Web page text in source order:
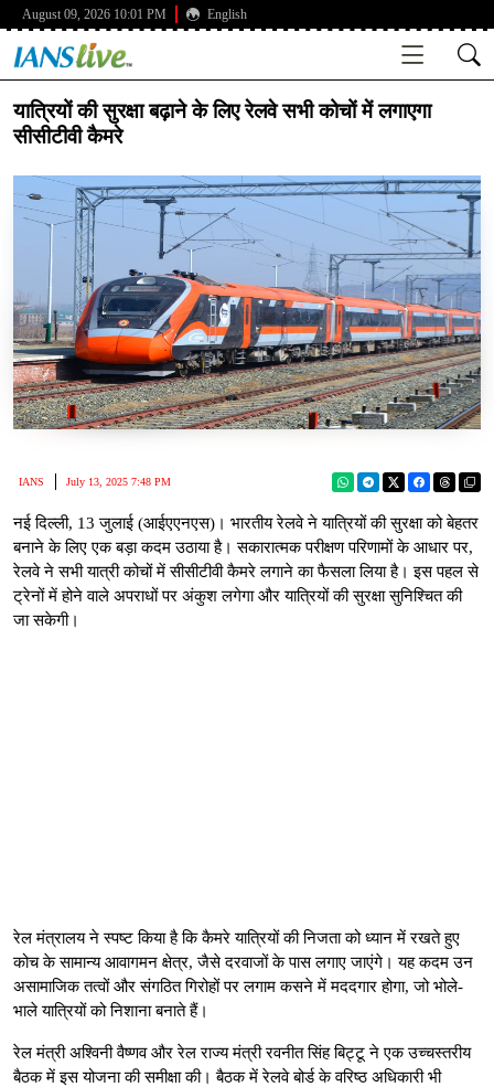
August 09, 2026 10:01 PM English
यात्रियों की सुरक्षा बढ़ाने के लिए रेलवे सभी कोचों में लगाएगा
सीसीटीवी कैमरे
IANS July 13, 2025 7:48 PM
नई दिल्ली, 13 जुलाई (आईएएनएस)। भारतीय रेलवे ने यात्रियों की सुरक्षा को बेहतर
बनाने के लिए एक बड़ा कदम उठाया है। सकारात्मक परीक्षण परिणामों के आधार पर,
रेलवे ने सभी यात्री कोचों में सीसीटीवी कैमरे लगाने का फैसला लिया है। इस पहल से
ट्रेनों में होने वाले अपराधों पर अंकुश लगेगा और यात्रियों की सुरक्षा सुनिश्चित की
जा सकेगी।
रेल मंत्रालय ने स्पष्ट किया है कि कैमरे यात्रियों की निजता को ध्यान में रखते हुए
कोच के सामान्य आवागमन क्षेत्र, जैसे दरवाजों के पास लगाए जाएंगे। यह कदम उन
असामाजिक तत्वों और संगठित गिरोहों पर लगाम कसने में मददगार होगा, जो भोले-
भाले यात्रियों को निशाना बनाते हैं।
रेल मंत्री अश्विनी वैष्णव और रेल राज्य मंत्री रवनीत सिंह बिट्टू ने एक उच्चस्तरीय
बैठक में इस योजना की समीक्षा की। बैठक में रेलवे बोर्ड के वरिष्ठ अधिकारी भी